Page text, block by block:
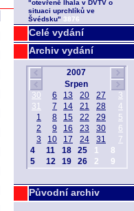
Celé vydání
Archiv vydání
Původní archiv